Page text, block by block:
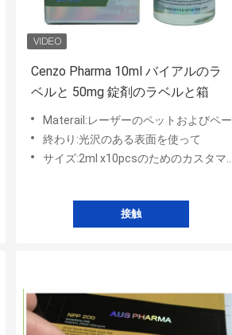
Cenzo Pharma 10ml バイアルのラ
ベルと 50mg 錠剤のラベルと箱
Materail:レーザーのペットおよびペーパー
終わり:光沢のある表面を使って
サイズ:2ml x10pcsのためのカスタマイズされた適合
接触